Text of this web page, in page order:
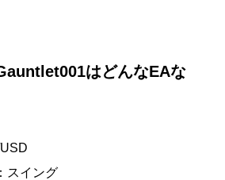
はどんなEAな
スイング